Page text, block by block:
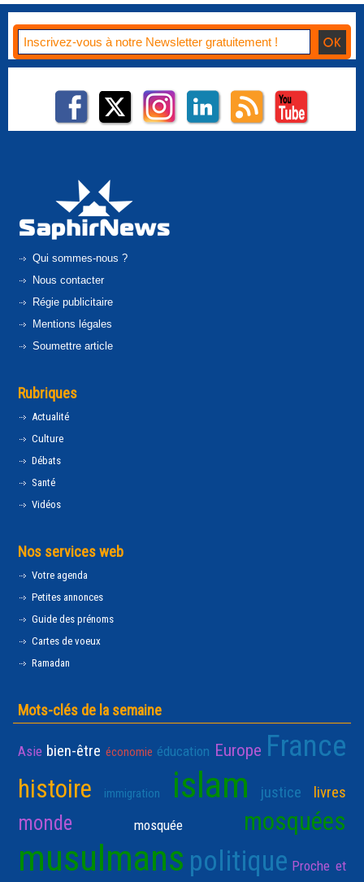
Qui sommes-nous ?
Nous contacter
Régie publicitaire
Mentions légales
Soumettre article
Rubriques
Actualité
Culture
Débats
Santé
Vidéos
Nos services web
Votre agenda
Petites annonces
Guide des prénoms
Cartes de voeux
Ramadan
Mots-clés de la semaine
Asie bien-être économie éducation Europe France
histoire immigration islam justice livres
monde mosquée mosquées
musulmans politique Proche et